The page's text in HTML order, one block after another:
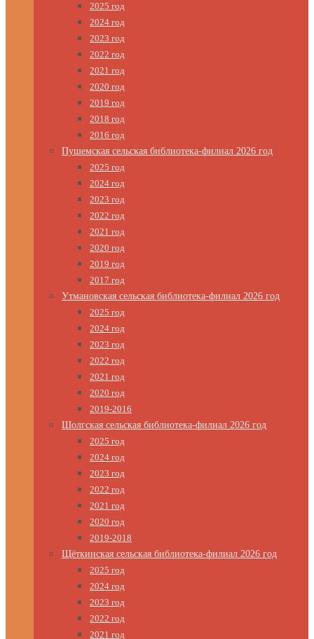
2025 год
2024 год
2023 год
2022 год
2021 год
2020 год
2019 год
2018 год
2016 год
Пушемская сельская библиотека-филиал 2026 год
2025 год
2024 год
2023 год
2022 год
2021 год
2020 год
2019 год
2017 год
Утмановская сельская библиотека-филиал 2026 год
2025 год
2024 год
2023 год
2022 год
2021 год
2020 год
2019-2016
Шолгская сельская библиотека-филиал 2026 год
2025 год
2024 год
2023 год
2022 год
2021 год
2020 год
2019-2018
Щёткинская сельская библиотека-филиал 2026 год
2025 год
2024 год
2023 год
2022 год
2021 год